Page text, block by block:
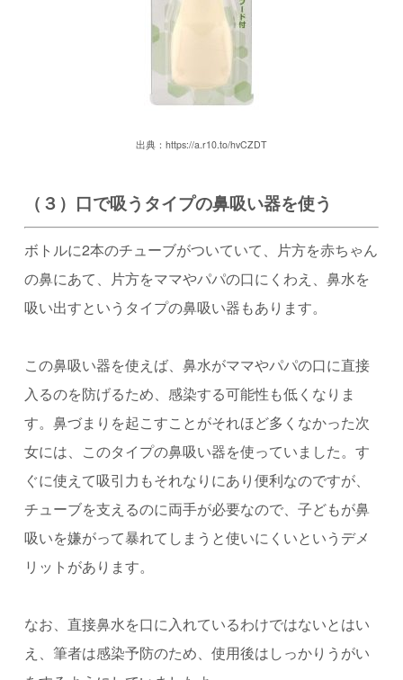
出典：https://a.r10.to/hvCZDT
（３）口で吸うタイプの鼻吸い器を使う
ボトルに2本のチューブがついていて、片方を赤ちゃん
の鼻にあて、片方をママやパパの口にくわえ、鼻水を
吸い出すというタイプの鼻吸い器もあります。
この鼻吸い器を使えば、鼻水がママやパパの口に直接
入るのを防げるため、感染する可能性も低くなりま
す。 鼻づまりを起こすことがそれほど多くなかった次
女には、このタイプの鼻吸い器を使っていました。 す
ぐに使えて吸引力もそれなりにあり便利なのですが、
チューブを支えるのに両手が必要なので、子どもが鼻
吸いを嫌がって暴れてしまうと使いにくいというデメ
リットがあります。
なお、直接鼻水を口に入れているわけではないとはい
え、筆者は感染予防のため、使用後はしっかりうがい